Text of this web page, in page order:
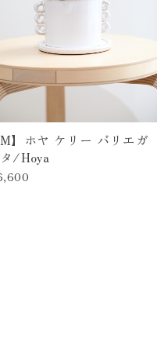
M】ホヤ ケリー バリエガ
/Hoya